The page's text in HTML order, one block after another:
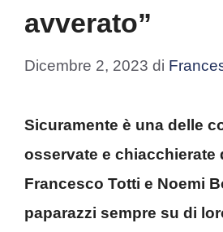
avverato”
Dicembre 2, 2023 di
Sicuramente è una delle
osservate e chiacchierate
Francesco Totti e Noemi
paparazzi sempre su di